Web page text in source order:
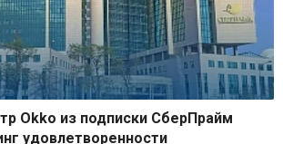
Okko из подписки СберПрайм
удовлетворенности